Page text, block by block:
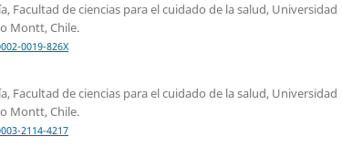
Facultad de ciencias para el cuidado de la salud, Universidad
Montt, Chile.
0019-826X
Facultad de ciencias para el cuidado de la salud, Universidad
Montt, Chile.
2114-4217